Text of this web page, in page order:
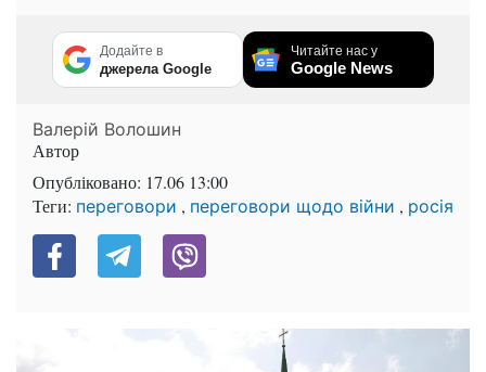
Додайте в
джерела Google
Читайте нас у
Google News
Валерій Волошин
Автор
Опубліковано: 17.06 13:00
Теги: переговори , переговори щодо війни , росія